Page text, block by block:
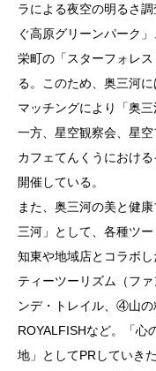
ラによる夜空の明るさ
ぐ高原グリーンパーク
栄町の「スターフォレ
る。このため、奥三河
マッチングにより「奥
一方、星空観察会、星
カフェてんくうにおけ
開催している。
また、奥三河の美と健
三河」として、各種ツ
知東や地域店とコラボ
ティーツーリズム（フ
ンデ・トレイル、④山
ROYALFISHなど。「心
地」としてPRしていき